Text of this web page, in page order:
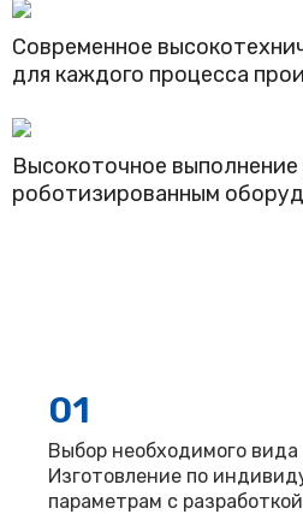
Современное
для каждого процесса
Высокоточное
роботизированным
01
Выбор необходимого вида
Изготовление по
параметрам с